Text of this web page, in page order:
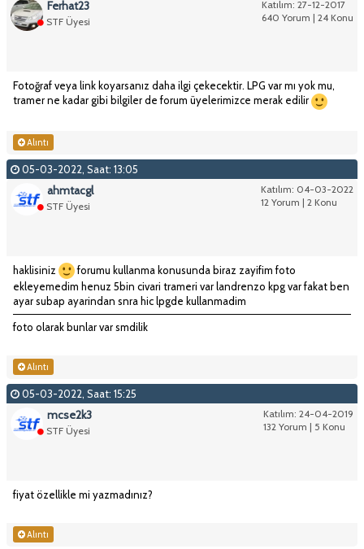
Katılım: 27-12-2017
640 Yorum | 24 Konu
Ferhat23
STF Üyesi
Fotoğraf veya link koyarsanız daha ilgi çekecektir. LPG var mı yok mu,
tramer ne kadar gibi bilgiler de forum üyelerimizce merak edilir
Alıntı
05-03-2022, Saat: 13:05
Katılım: 04-03-2022
12 Yorum | 2 Konu
ahmtacgl
STF Üyesi
haklisiniz
forumu kullanma konusunda biraz zayifim foto
ekleyemedim henuz 5bin civari trameri var landrenzo kpg var fakat ben
ayar subap ayarindan snra hic lpgde kullanmadim
foto olarak bunlar var smdilik
Alıntı
05-03-2022, Saat: 15:25
Katılım: 24-04-2019
132 Yorum | 5 Konu
mcse2k3
STF Üyesi
fiyat özellikle mi yazmadınız?
Alıntı